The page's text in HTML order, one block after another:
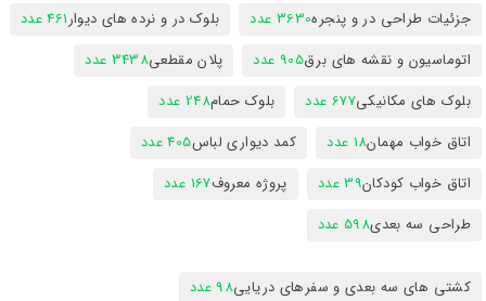
جزئیات طراحی در و پنجره3630 عدد بلوک در و نرده های دیوار461 عدد
اتوماسیون و نقشه های برق905 عدد پلان مقطعی3438 عدد
بلوک های مکانیکی677 عدد بلوک حمام248 عدد
اتاق خواب مهمان18 عدد کمد دیواری لباس405 عدد
اتاق خواب کودکان39 عدد پروژه معروف167 عدد
طراحی سه بعدی598 عدد
کشتی های سه بعدی و سفرهای دریایی98 عدد